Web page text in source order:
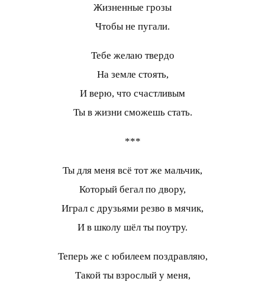
Жизненные грозы
Чтобы не пугали.
Тебе желаю твердо
На земле стоять,
И верю, что счастливым
Ты в жизни сможешь стать.
***
Ты для меня всё тот же мальчик,
Который бегал по двору,
Играл с друзьями резво в мячик,
И в школу шёл ты поутру.
Теперь же с юбилеем поздравляю,
Такой ты взрослый у меня,